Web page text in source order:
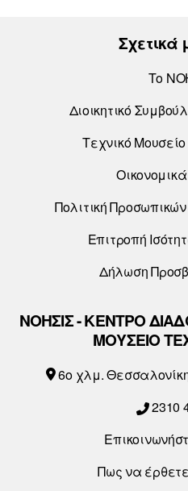
Σχετικά
Το
Διοικητικό
Τεχνικό
Πολιτική
Επιτροπή
Δήλωση
ΝΟΗΣΙΣ - ΚΕΝΤΡΟ
ΜΟΥΣΕΙΟ
6o χλμ.
2310
Πως να